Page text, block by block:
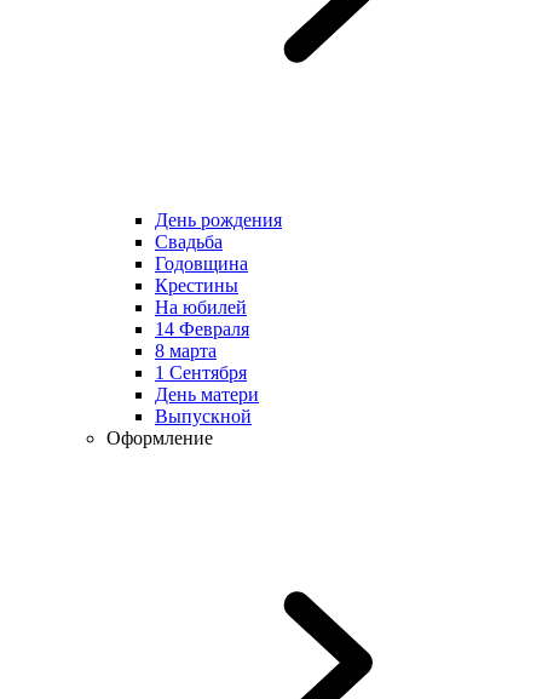
День рождения
Свадьба
Годовщина
Крестины
На юбилей
14 Февраля
8 марта
1 Сентября
День матери
Выпускной
Оформление